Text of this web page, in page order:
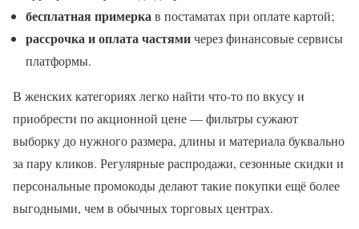
бесплатная примеркав постаматах при оплате картой;
рассрочка и оплата частямичерез финансовые сервисы
платформы.
В женских категориях легко найти что-то по вкусу и
приобрести по акционной цене — фильтры сужают
выборку до нужного размера, длины и материала буквально
за пару кликов. Регулярные распродажи, сезонные скидки и
персональные промокоды делают такие покупки ещё более
выгодными, чем в обычных торговых центрах.